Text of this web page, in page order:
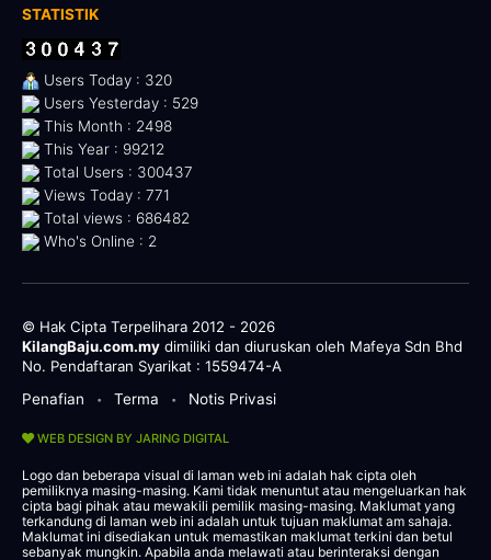
STATISTIK
Users Today : 320
Users Yesterday : 529
This Month : 2498
This Year : 99212
Total Users : 300437
Views Today : 771
Total views : 686482
Who's Online : 2
© Hak Cipta Terpelihara 2012 - 2026
KilangBaju.com.my dimiliki dan diuruskan oleh Mafeya Sdn Bhd
No. Pendaftaran Syarikat : 1559474-A
Penafian
• Terma • Notis Privasi
WEB DESIGN BY JARING DIGITAL
Logo dan beberapa visual di laman web ini adalah hak cipta oleh
pemiliknya masing-masing. Kami tidak menuntut atau mengeluarkan hak
cipta bagi pihak atau mewakili pemilik masing-masing. Maklumat yang
terkandung di laman web ini adalah untuk tujuan maklumat am sahaja.
Maklumat ini disediakan untuk memastikan maklumat terkini dan betul
sebanyak mungkin. Apabila anda melawati atau berinteraksi dengan